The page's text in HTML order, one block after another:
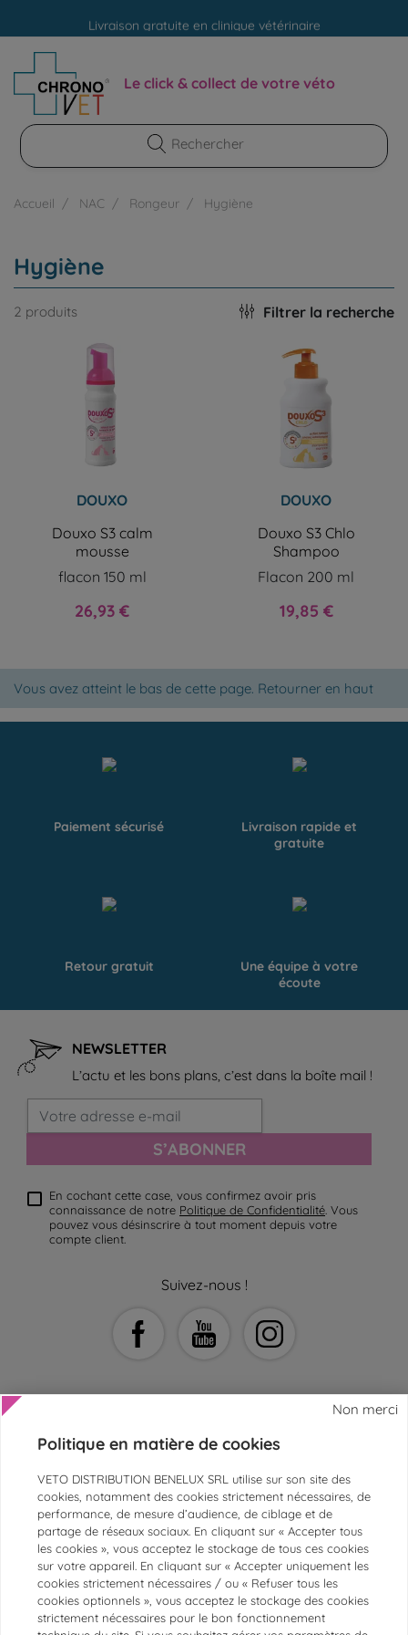
Livraison gratuite en clinique vétérinaire
Le click & collect de votre véto
Accueil NAC Rongeur Hygiène
Hygiène
2 produits Filtrer la recherche
DOUXO
Douxo S3 calm
mousse
flacon 150 ml
Prix
26,93 €
DOUXO
Douxo S3 Chlo
Shampoo
Flacon 200 ml
Prix
19,85 €
Vous avez atteint le bas de cette page. Retourner en haut
Paiement sécurisé
Livraison rapide et
gratuite
Retour gratuit
Une équipe à votre
écoute
NEWSLETTER
L’actu et les bons plans, c’est dans la boîte mail !
S’ABONNER
En cochant cette case, vous confirmez avoir pris
connaissance de notre Politique de Confidentialité . Vous
pouvez vous désinscrire à tout moment depuis votre
compte client.
Suivez-nous !
AIDE ET CONTACT
SERVICE CLIENTS
ESPACE ASV ET VÉTÉRINAIRES
PAIEMENTS SÉCURISÉS
MARQUES
CATÉGORIES LES PLUS POPULAIRES
Non merci
Politique en matière de cookies
VETO DISTRIBUTION BENELUX SRL utilise sur son site des
cookies, notamment des cookies strictement nécessaires, de
performance, de mesure d’audience, de ciblage et de
partage de réseaux sociaux. En cliquant sur « Accepter tous
les cookies », vous acceptez le stockage de tous ces cookies
sur votre appareil. En cliquant sur « Accepter uniquement les
cookies strictement nécessaires / ou « Refuser tous les
cookies optionnels », vous acceptez le stockage des cookies
strictement nécessaires pour le bon fonctionnement